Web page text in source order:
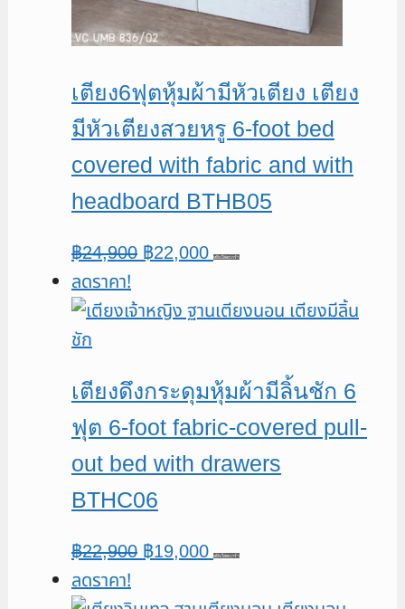
เตียง6ฟุตหุ้มผ้ามีหัวเตียง เตียง
มีหัวเตียงสวยหรู 6-foot bed
covered with fabric and with
headboard BTHB05
฿24,900 Original
was:
฿22,000Current
is:
หยิบใส่ตะกร้า
ลดราคา!
เตียงดึงกระดุมหุ้มผ้ามีลิ้นชัก 6
ฟุต 6-foot fabric-covered pull-
out bed with drawers
BTHC06
฿22,900 Original
฿19,000Current
หยิบใส่ตะกร้า
ลดราคา!